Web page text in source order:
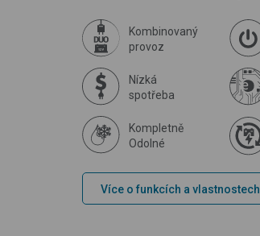
Kombinovaný
provoz
Nízká
spotřeba
Kompletně
Odolné
Více o funkcích a vlastnostech